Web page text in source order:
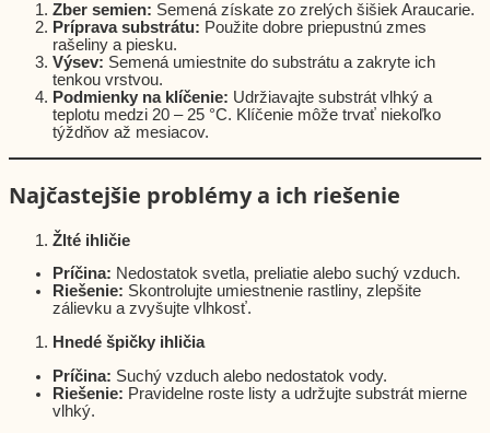
Zber semien: Semená získate zo zrelých šišiek Araucarie.
Príprava substrátu: Použite dobre priepustnú zmes
rašeliny a piesku.
Výsev: Semená umiestnite do substrátu a zakryte ich
tenkou vrstvou.
Podmienky na klíčenie: Udržiavajte substrát vlhký a
teplotu medzi 20 – 25 °C. Klíčenie môže trvať niekoľko
týždňov až mesiacov.
Najčastejšie problémy a ich riešenie
Žlté ihličie
Príčina: Nedostatok svetla, preliatie alebo suchý vzduch.
Riešenie: Skontrolujte umiestnenie rastliny, zlepšite
zálievku a zvyšujte vlhkosť.
Hnedé špičky ihličia
Príčina: Suchý vzduch alebo nedostatok vody.
Riešenie: Pravidelne roste listy a udržujte substrát mierne
vlhký.